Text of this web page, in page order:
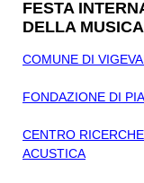
FESTA
DELLA
COMUNE DI
FONDAZIONE DI
CENTRO
ACUSTICA